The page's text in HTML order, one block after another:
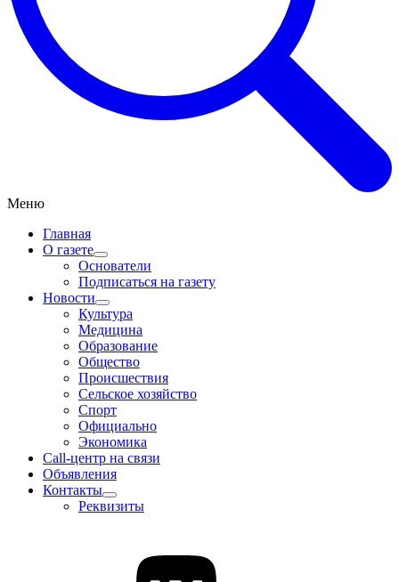
Меню
Главная
О газете
Основатели
Подписаться на газету
Новости
Культура
Медицина
Образование
Общество
Происшествия
Сельское хозяйство
Спорт
Официально
Экономика
Call-центр на связи
Объявления
Контакты
Реквизиты